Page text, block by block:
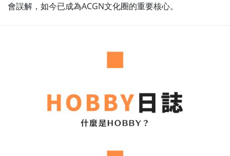
會誤解，如今已成為ACGN文化圈的重要核心。